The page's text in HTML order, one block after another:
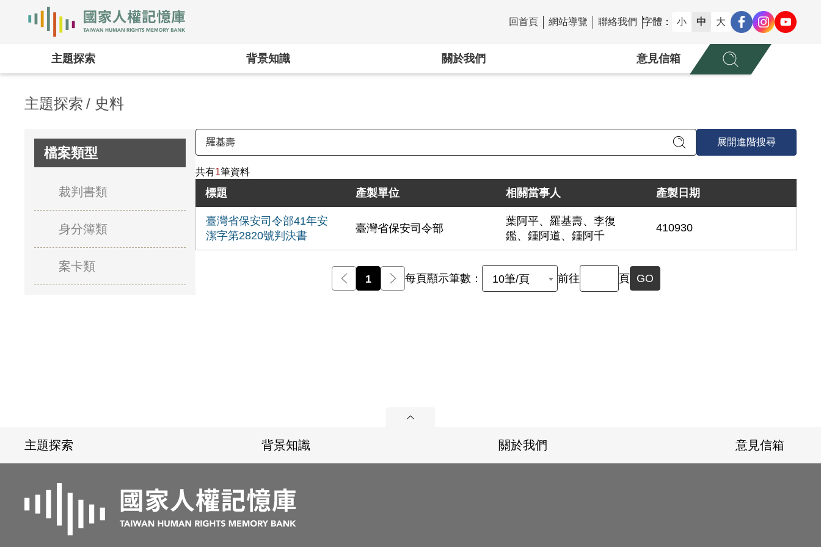
:::
回首頁 網站導覽 聯絡我們 字體： 小 中 大
主題探索 背景知識 關於我們 意見信箱
主題探索 史料
檔案類型
裁判書類
身分簿類
案卡類
展開進階搜尋
共有1筆資料
標題 產製單位 相關當事人 產製日期
臺灣省保安司令部41年安
潔字第2820號判決書
臺灣省保安司令部
葉阿平、羅基壽、李復
鑑、鍾阿道、鍾阿千
410930
前一頁
1 後一頁
每頁顯示筆數： 10筆/頁 前往 頁 GO
主題探索 背景知識 關於我們 意見信箱